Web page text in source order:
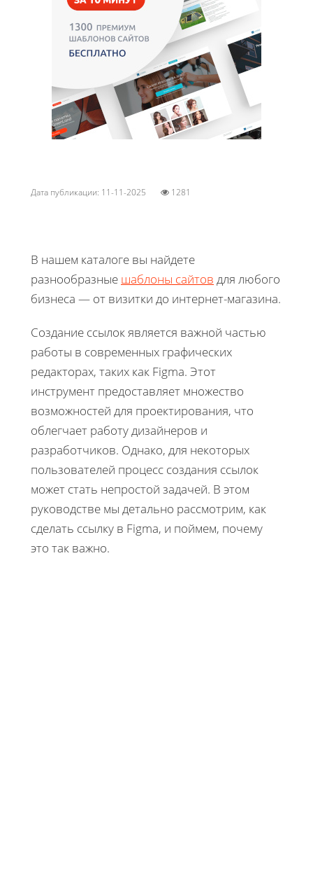
Дата публикации: 11-11-2025 1281
В нашем каталоге вы найдете
разнообразные шаблоны сайтов для любого
бизнеса — от визитки до интернет-магазина.
Создание ссылок является важной частью
работы в современных графических
редакторах, таких как Figma. Этот
инструмент предоставляет множество
возможностей для проектирования, что
облегчает работу дизайнеров и
разработчиков. Однако, для некоторых
пользователей процесс создания ссылок
может стать непростой задачей. В этом
руководстве мы детально рассмотрим, как
сделать ссылку в Figma, и поймем, почему
это так важно.